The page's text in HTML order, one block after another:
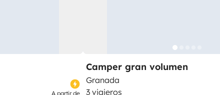
A partir de
Camper gran volumen
Granada
3 viajeros